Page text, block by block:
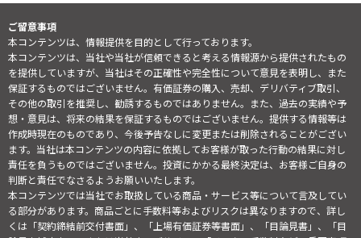
ご留意事項
本コンテンツは、情報提供を目的として行っております。
本コンテンツは、当社や当社が信頼できると考える情報源から提供されたもの
を提供していますが、当社はその正確性や完全性について意見を表明し、また
保証するものではございません。有価証券の購入、売却、デリバティブ取引、
その他の取引を推奨し、勧誘するものではありません。また、過去の実績や予
想・意見は、将来の結果を保証するものではございません。提供する情報等は
作成時現在のものであり、今後予告なしに変更または削除されることがござい
ます。当社は本コンテンツの内容に依拠してお客様が取った行動の結果に対し
責任を負うものではございません。投資にかかる最終決定は、お客様ご自身の
判断と責任でなさるようお願いいたします。
本コンテンツでは当社でお取扱している商品・サービス等について言及してい
る部分があります。商品ごとに手数料等およびリスクは異なりますので、詳し
くは「契約締結前交付書面」、「上場有価証券等書面」、「目論見書」、「目